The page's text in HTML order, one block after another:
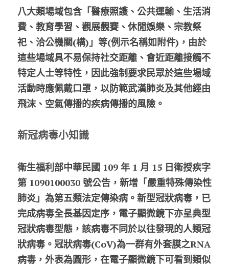
八大類場域包含「醫療照護、公共運輸、生活消
費、教育學習、觀展觀賽、休閒娛樂、宗教祭
祀、洽公機關(構)」等(例示名稱如附件)，由於
這些場域具不易保持社交距離、會近距離接觸不
特定人士等特性，因此強制要求民眾於這些場域
活動時應佩戴口罩，以防範武漢肺炎及其他經由
飛沫、空氣傳播的疾病傳播的風險。
新冠病毒小知識
衛生福利部中華民國 109 年 1 月 15 日衛授疾字
第 1090100030 號公告，新增「嚴重特殊傳染性
肺炎」為第五類法定傳染病。新型冠狀病毒，已
完成病毒全長基因定序，電子顯微鏡下亦呈典型
冠狀病毒型態，該病毒不同於以往發現的人類冠
狀病毒。冠狀病毒(CoV)為一群有外套膜之RNA
病毒，外表為圓形，在電子顯微鏡下可看到類似